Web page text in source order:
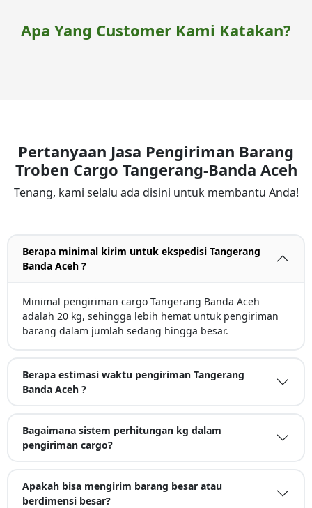
Apa Yang Customer Kami Katakan?
Pertanyaan Jasa Pengiriman Barang
Troben Cargo Tangerang-Banda Aceh
Tenang, kami selalu ada disini untuk membantu Anda!
Berapa minimal kirim untuk ekspedisi Tangerang
Banda Aceh ?
Minimal pengiriman cargo Tangerang Banda Aceh
adalah 20 kg, sehingga lebih hemat untuk pengiriman
barang dalam jumlah sedang hingga besar.
Berapa estimasi waktu pengiriman Tangerang
Banda Aceh ?
Bagaimana sistem perhitungan kg dalam
pengiriman cargo?
Apakah bisa mengirim barang besar atau
berdimensi besar?